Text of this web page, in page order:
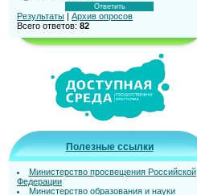
Результаты | Архив опросов
Всего ответов: 82
Полезные ссылки
Министерство просвещения Российской
Федерации
Министерство образования и науки